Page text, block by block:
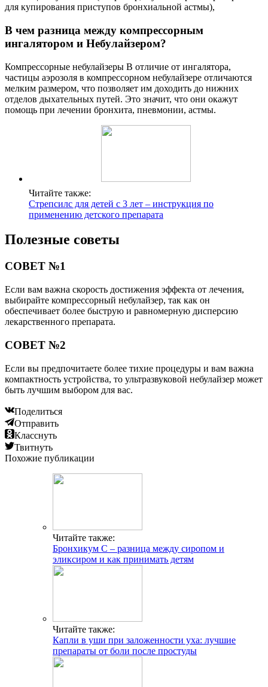
для купирования приступов бронхиальной астмы),
В чем разница между компрессорным
ингалятором и Небулайзером?
Компрессорные небулайзеры В отличие от ингалятора,
частицы аэрозоля в компрессорном небулайзере отличаются
мелким размером, что позволяет им доходить до нижних
отделов дыхательных путей. Это значит, что они окажут
помощь при лечении бронхита, пневмонии, астмы.
Читайте также:
Стрепсилс для детей с 3 лет – инструкция по
применению детского препарата
Полезные советы
СОВЕТ №1
Если вам важна скорость достижения эффекта от лечения,
выбирайте компрессорный небулайзер, так как он
обеспечивает более быструю и равномерную дисперсию
лекарственного препарата.
СОВЕТ №2
Если вы предпочитаете более тихие процедуры и вам важна
компактность устройства, то ультразвуковой небулайзер может
быть лучшим выбором для вас.
Поделиться
Отправить
Класснуть
Твитнуть
Похожие публикации
Читайте также:
Бронхикум С – разница между сиропом и
эликсиром и как принимать детям
Читайте также:
Капли в уши при заложенности уха: лучшие
препараты от боли после простуды